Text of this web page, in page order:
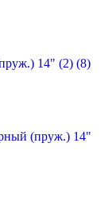
14" (2) (8)
(пруж.) 14"